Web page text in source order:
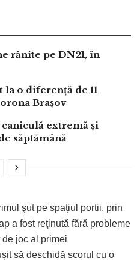
rănite pe DN21, în
la o diferență de 11
Brașov
extremă și
săptămână
şut pe spaţiul portii, prin
a fost reţinută fără probleme
joc al primei
să deschidă scorul cu o